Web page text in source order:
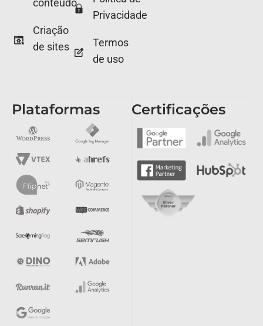
conteúdo
Criação
de sites
Privacidade
Termos
de uso
Plataformas Certificações